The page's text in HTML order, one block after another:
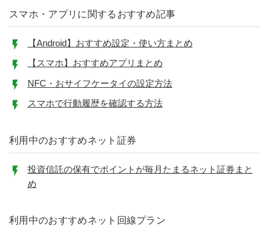
スマホ・アプリに関するおすすめ記事
【Android】おすすめ設定・使い方まとめ
【スマホ】おすすめアプリまとめ
NFC・おサイフケータイの設定方法
スマホで行動履歴を確認する方法
利用中のおすすめネット証券
投資信託の保有でポイントが毎月たまるネット証券まと
め
利用中のおすすめネット回線プラン